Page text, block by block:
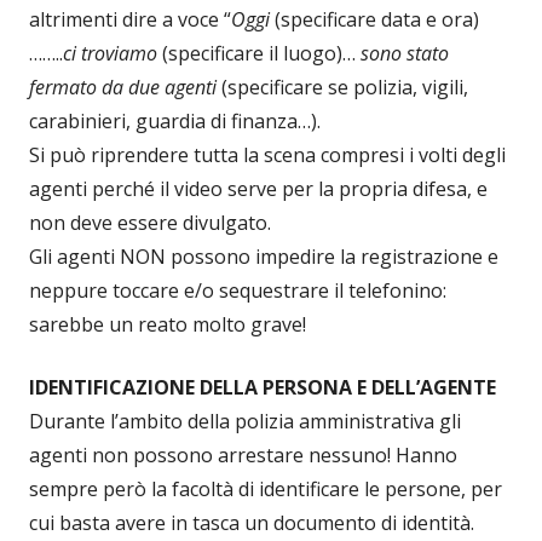
altrimenti dire a voce “Oggi(specificare data e ora)
……..ci troviamo(specificare il luogo)… sono stato
fermato da due agenti(specificare se polizia, vigili,
carabinieri, guardia di finanza…).
Si può riprendere tutta la scena compresi i volti degli
agenti perché il video serve per la propria difesa, e
non deve essere divulgato.
Gli agenti NON possono impedire la registrazione e
neppure toccare e/o sequestrare il telefonino:
sarebbe un reato molto grave!
IDENTIFICAZIONE DELLA PERSONA E DELL’AGENTE
Durante l’ambito della polizia amministrativa gli
agenti non possono arrestare nessuno! Hanno
sempre però la facoltà di identificare le persone, per
cui basta avere in tasca un documento di identità.